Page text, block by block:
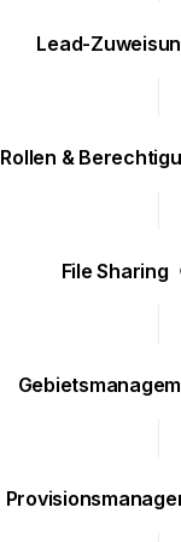
Lead-
Rollen &
File Sharing